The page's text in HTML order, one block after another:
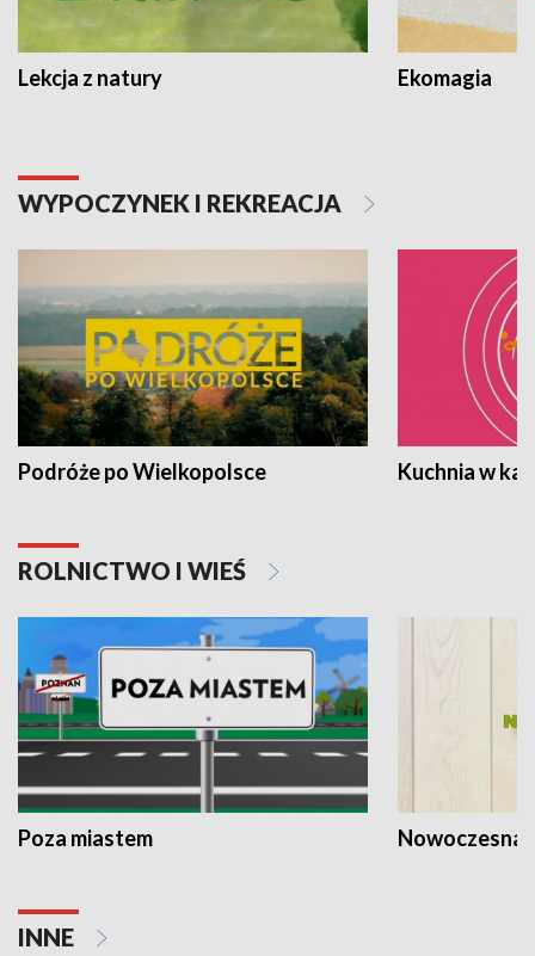
Lekcja z natury Ekomagia
WYPOCZYNEK I REKREACJA
Podróże po Wielkopolsce Kuchnia w
ROLNICTWO I WIEŚ
Poza miastem Nowoczesna
INNE